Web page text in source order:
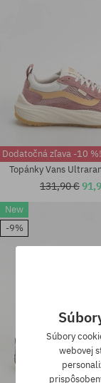
Dostupné veľkosti:
36.5; 37; 38; 38.5;
42; 42.5; 43; 44.5; 45
Dodatočná zľava -10 %!
Topánky Vans
131,90 €
New
-9%
Súbory
webovej